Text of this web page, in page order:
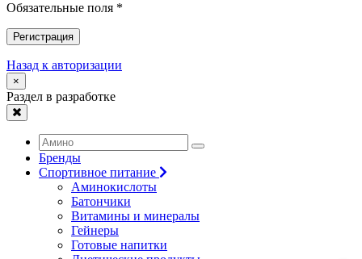
Обязательные поля *
Регистрация
Назад к авторизации
×
Раздел в разработке
Бренды
Спортивное питание
Аминокислоты
Батончики
Витамины и минералы
Гейнеры
Готовые напитки